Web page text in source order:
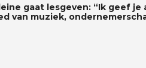
gaat lesgeven: “Ik geef
van muziek,